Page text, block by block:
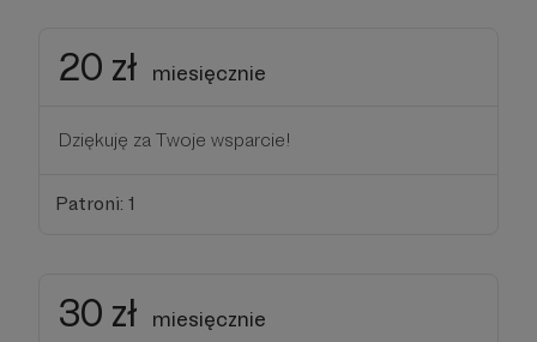
20 zł miesięcznie
Dziękuję za Twoje wsparcie!
Patroni: 1
30 zł miesięcznie